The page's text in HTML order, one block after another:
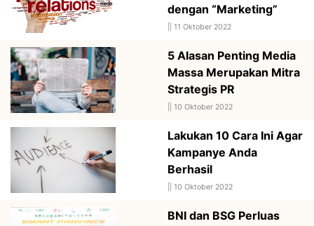
dengan “Marketing”
11 Oktober 2022
5 Alasan Penting Media
Massa Merupakan Mitra
Strategis PR
10 Oktober 2022
Lakukan 10 Cara Ini Agar
Kampanye Anda
Berhasil
10 Oktober 2022
BNI dan BSG Perluas